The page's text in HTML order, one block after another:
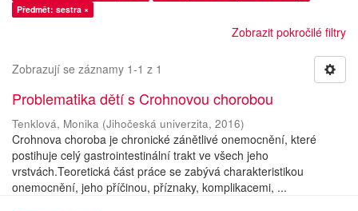
Předmět: sestra ×
Zobrazit pokročilé filtry
Zobrazují se záznamy 1-1 z 1
Problematika dětí s Crohnovou chorobou
Tenklová, Monika (Jihočeská univerzita, 2016)
Crohnova choroba je chronické zánětlivé onemocnění, které
postihuje celý gastrointestinální trakt ve všech jeho
vrstvách.Teoretická část práce se zabývá charakteristikou
onemocnění, jeho příčinou, příznaky, komplikacemi, ...